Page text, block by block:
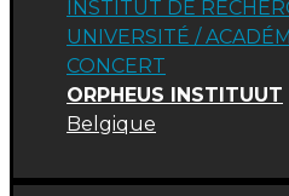
INSTITUT DE
UNIVERSITÉ /
CONCERT
ORPHEUS INSTITUUT
Belgique